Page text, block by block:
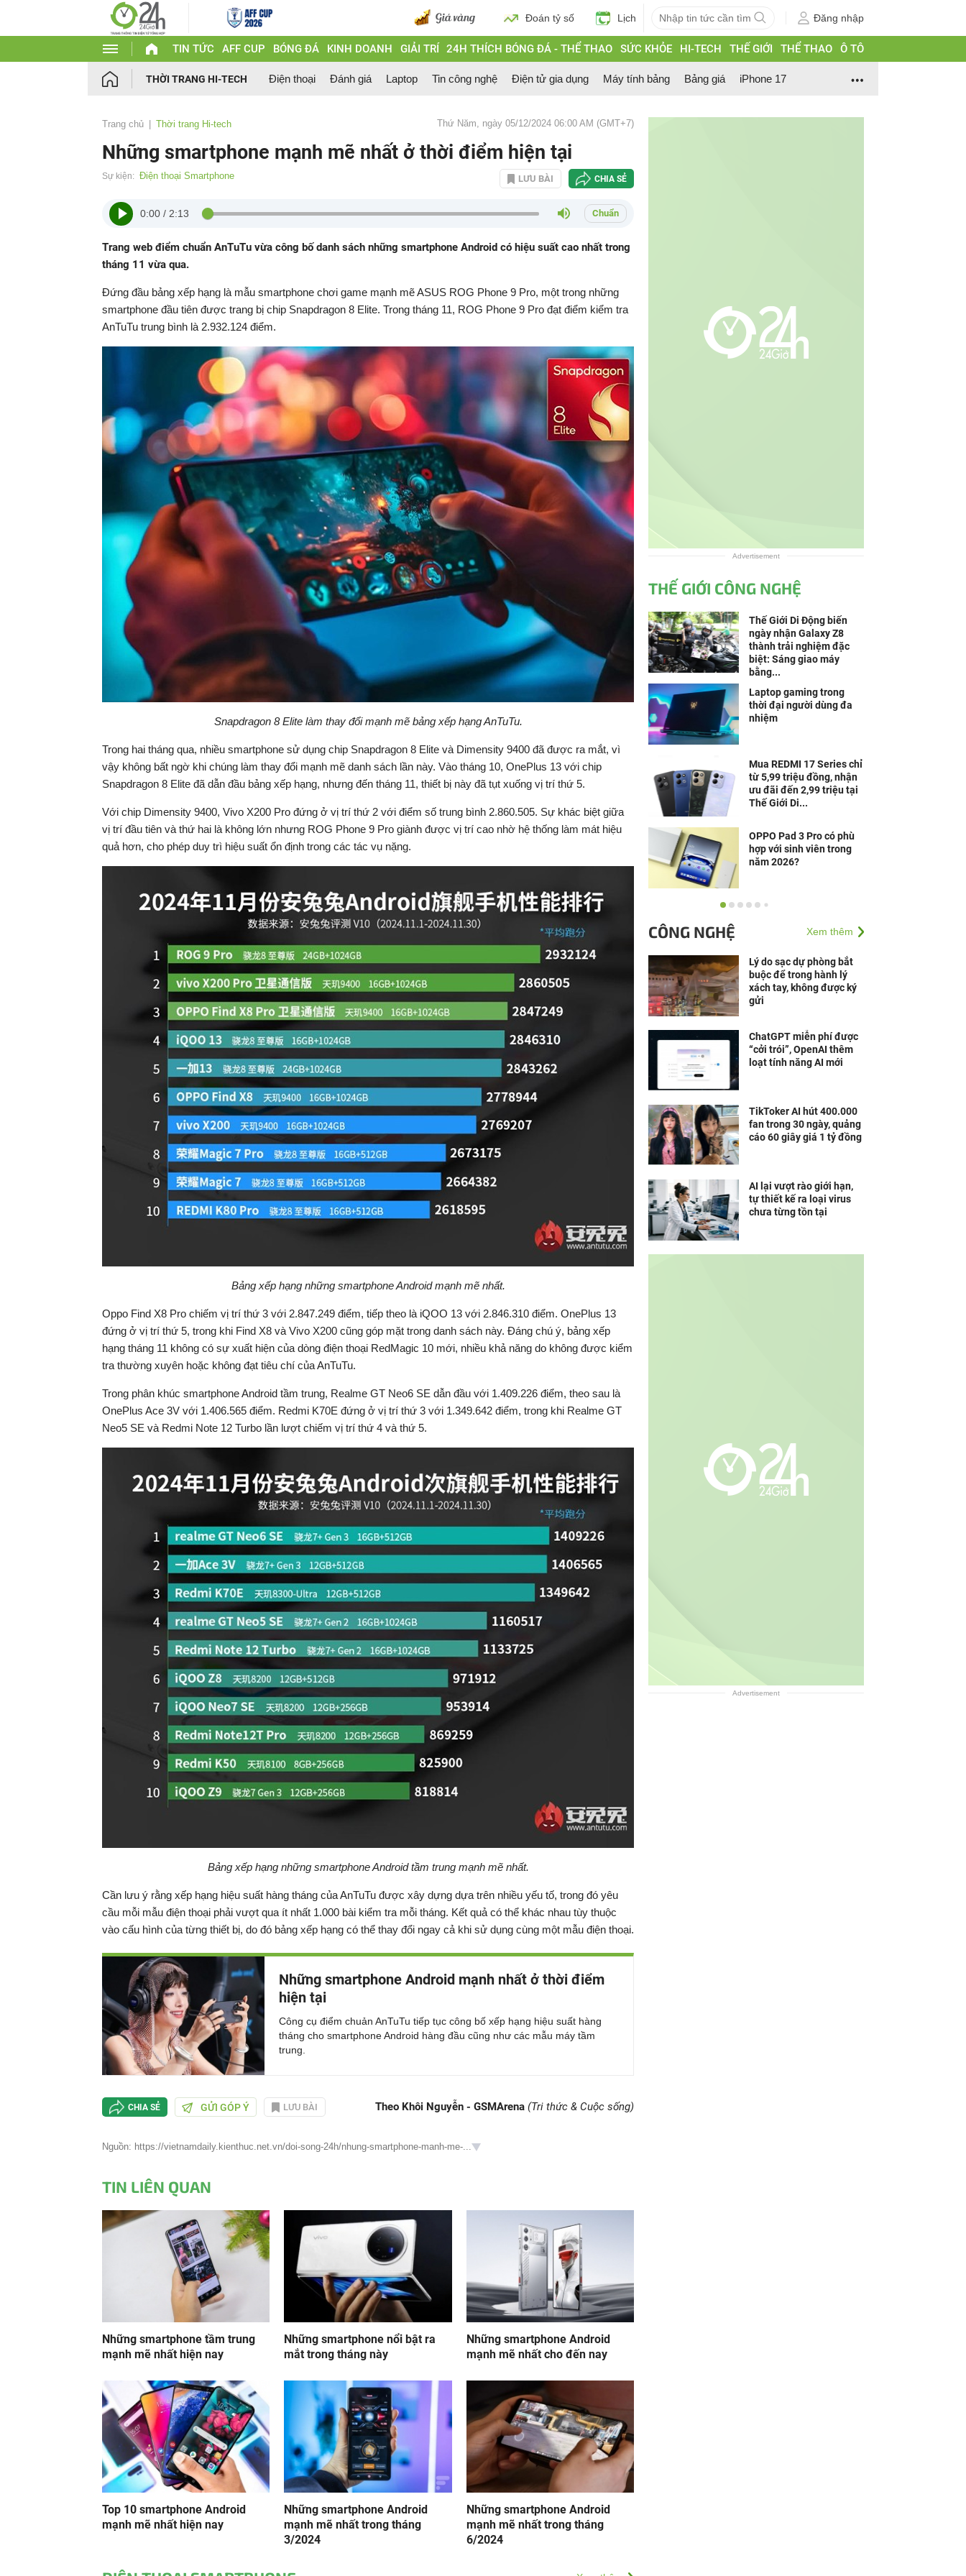
Đoán tỷ số Lịch Đăng nhập
TIN TỨC AFF CUP BÓNG ĐÁ KINH DOANH GIẢI TRÍ 24H THÍCH BÓNG ĐÁ - THỂ THAO SỨC KHỎE HI-TECH THẾ GIỚI THỂ THAO Ô TÔ
THỜI TRANG HI-TECH Điện thoại Đánh giá Laptop Tin công nghệ Điện tử gia dụng Máy tính bảng Bảng giá iPhone 17
Trang chủ Thời trang Hi-tech Thứ Năm, ngày 05/12/2024 06:00 AM (GMT+7)
Những smartphone mạnh mẽ nhất ở thời điểm hiện tại
Sự kiện: Điện thoại Smartphone LƯU BÀI CHIA SẺ
0:00 / 2:13 Chuẩn
Trang web điểm chuẩn AnTuTu vừa công bố danh sách những smartphone Android có hiệu suất cao nhất trong
tháng 11 vừa qua.
Đứng đầu bảng xếp hạng là mẫu smartphone chơi game mạnh mẽ ASUS ROG Phone 9 Pro, một trong những
smartphone đầu tiên được trang bị chip Snapdragon 8 Elite. Trong tháng 11, ROG Phone 9 Pro đạt điểm kiểm tra
AnTuTu trung bình là 2.932.124 điểm.
Snapdragon 8 Elite làm thay đổi mạnh mẽ bảng xếp hạng AnTuTu.
Trong hai tháng qua, nhiều smartphone sử dụng chip Snapdragon 8 Elite và Dimensity 9400 đã được ra mắt, vì
vậy không bất ngờ khi chúng làm thay đổi mạnh mẽ danh sách lần này. Vào tháng 10, OnePlus 13 với chip
Snapdragon 8 Elite đã dẫn đầu bảng xếp hạng, nhưng đến tháng 11, thiết bị này đã tụt xuống vị trí thứ 5.
Với chip Dimensity 9400, Vivo X200 Pro đứng ở vị trí thứ 2 với điểm số trung bình 2.860.505. Sự khác biệt giữa
vị trí đầu tiên và thứ hai là không lớn nhưng ROG Phone 9 Pro giành được vị trí cao nhờ hệ thống làm mát hiệu
quả hơn, cho phép duy trì hiệu suất ổn định trong các tác vụ nặng.
Bảng xếp hạng những smartphone Android mạnh mẽ nhất.
Oppo Find X8 Pro chiếm vị trí thứ 3 với 2.847.249 điểm, tiếp theo là iQOO 13 với 2.846.310 điểm. OnePlus 13
đứng ở vị trí thứ 5, trong khi Find X8 và Vivo X200 cũng góp mặt trong danh sách này. Đáng chú ý, bảng xếp
hạng tháng 11 không có sự xuất hiện của dòng điện thoại RedMagic 10 mới, nhiều khả năng do không được kiểm
tra thường xuyên hoặc không đạt tiêu chí của AnTuTu.
Trong phân khúc smartphone Android tầm trung, Realme GT Neo6 SE dẫn đầu với 1.409.226 điểm, theo sau là
OnePlus Ace 3V với 1.406.565 điểm. Redmi K70E đứng ở vị trí thứ 3 với 1.349.642 điểm, trong khi Realme GT
Neo5 SE và Redmi Note 12 Turbo lần lượt chiếm vị trí thứ 4 và thứ 5.
Bảng xếp hạng những smartphone Android tầm trung mạnh mẽ nhất.
Cần lưu ý rằng xếp hạng hiệu suất hàng tháng của AnTuTu được xây dựng dựa trên nhiều yếu tố, trong đó yêu
cầu mỗi mẫu điện thoại phải vượt qua ít nhất 1.000 bài kiểm tra mỗi tháng. Kết quả có thể khác nhau tùy thuộc
vào cấu hình của từng thiết bị, do đó bảng xếp hạng có thể thay đổi ngay cả khi sử dụng cùng một mẫu điện thoại.
Những smartphone Android mạnh nhất ở thời điểm
hiện tại
Công cụ điểm chuản AnTuTu tiếp tục công bố xếp hạng hiệu suất hàng
tháng cho smartphone Android hàng đầu cũng như các mẫu máy tầm
trung.
CHIA SẺ GỬI GÓP Ý LƯU BÀI Theo Khôi Nguyễn - GSMArena (Tri thức & Cuộc sống)
Nguồn: https://vietnamdaily.kienthuc.net.vn/doi-song-24h/nhung-smartphone-manh-me-...
TIN LIÊN QUAN
Những smartphone tầm trung
mạnh mẽ nhất hiện nay
Những smartphone nổi bật ra
mắt trong tháng này
Những smartphone Android
mạnh mẽ nhất cho đến nay
Top 10 smartphone Android
mạnh mẽ nhất hiện nay
Những smartphone Android
mạnh mẽ nhất trong tháng
3/2024
Những smartphone Android
mạnh mẽ nhất trong tháng
6/2024
Advertisement
THẾ GIỚI CÔNG NGHỆ
Thế Giới Di Động biến
ngày nhận Galaxy Z8
thành trải nghiệm đặc
biệt: Sáng giao máy
bằng...
Laptop gaming trong
thời đại người dùng đa
nhiệm
Mua REDMI 17 Series chỉ
từ 5,99 triệu đồng, nhận
ưu đãi đến 2,99 triệu tại
Thế Giới Di...
OPPO Pad 3 Pro có phù
hợp với sinh viên trong
năm 2026?
Giải mã cách đặt tên
số càng lớn là càng cao
Galaxy Tab S10+ còn
đáng cân nhắc khi Tab
S11 đã xuất hiện?
CÔNG NGHỆ Xem thêm
Lý do sạc dự phòng bắt
buộc để trong hành lý
xách tay, không được ký
gửi
ChatGPT miễn phí được
“cởi trói”, OpenAI thêm
loạt tính năng AI mới
TikToker AI hút 400.000
fan trong 30 ngày, quảng
cáo 60 giây giá 1 tỷ đồng
AI lại vượt rào giới hạn,
tự thiết kế ra loại virus
chưa từng tồn tại
Advertisement